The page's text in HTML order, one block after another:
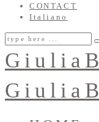
CONTACT
Italiano
GiuliaB
GiuliaB